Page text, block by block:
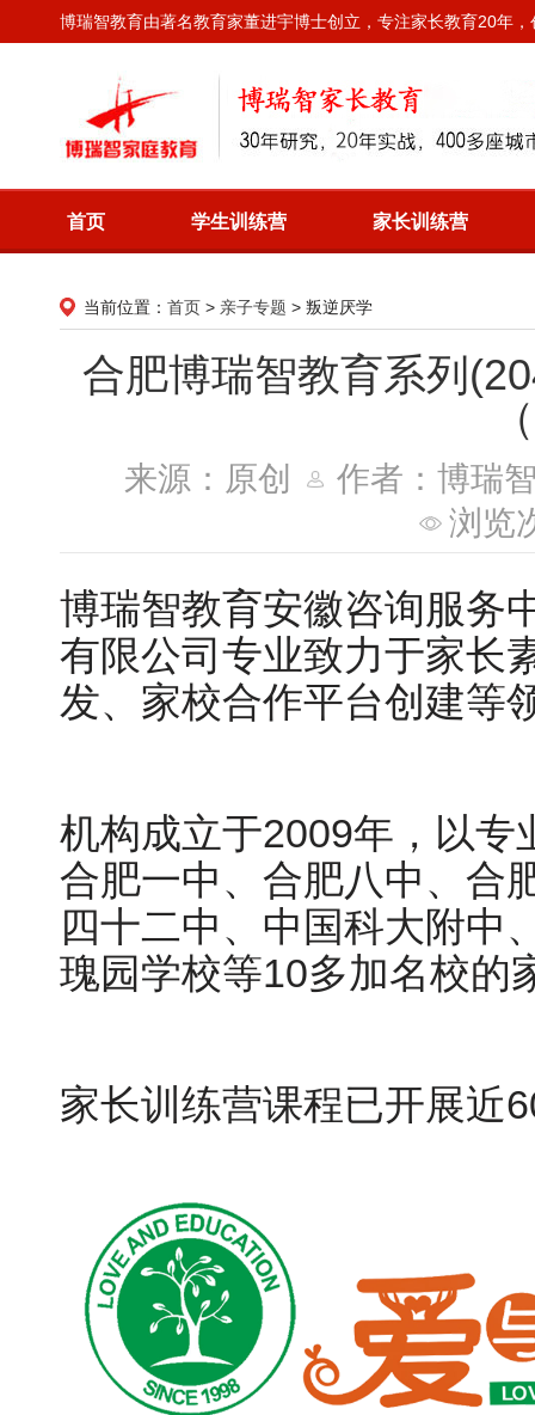
博瑞智教育由著名教育家董进宇博士创立，专注家长教育20年
首页 学生训练营 家长训练营
当前位置： 首页 > 亲子专题 > 叛逆厌学
合肥博瑞智教育系列
来源：原创
作者：博瑞
浏览
博瑞智教育安徽咨询服务
有限公司专业致力于家长
发、家校合作平台创建等
机构成立于2009年，以专
合肥一中、合肥八中、合
四十二中、中国科大附中
瑰园学校等10多加名校的
家长训练营课程已开展近